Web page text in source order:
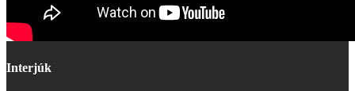
Interjúk